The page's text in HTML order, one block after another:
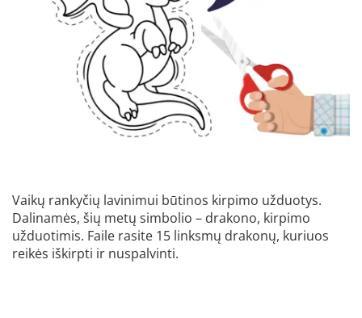
Vaikų rankyčių lavinimui būtinos kirpimo užduotys.
Dalinamės, šių metų simbolio – drakono, kirpimo
užduotimis. Faile rasite 15 linksmų drakonų, kuriuos
reikės iškirpti ir nuspalvinti.